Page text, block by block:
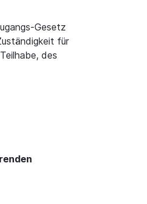
Gesetz
für
des